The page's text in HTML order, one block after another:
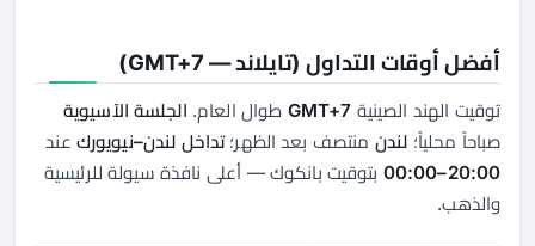
أفضل أوقات التداول (تايلاند — GMT+7)
توقيت الهند الصينية GMT+7 طوال العام. الجلسة الآسيوية
صباحاً محلياً؛ لندن منتصف بعد الظهر؛تداخل لندن–نيويوركعند
20:00–00:00
بتوقيت بانكوك — أعلى نافذة سيولة للرئيسية
والذهب.